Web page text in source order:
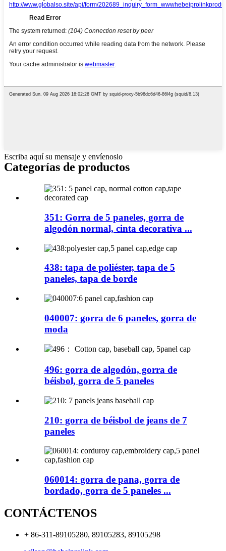
Escriba aquí su mensaje y envíenoslo
Categorías de productos
351: Gorra de 5 paneles, gorra de
algodón normal, cinta decorativa ...
438: tapa de poliéster, tapa de 5
paneles, tapa de borde
040007: gorra de 6 paneles, gorra de
moda
496: gorra de algodón, gorra de
béisbol, gorra de 5 paneles
210: gorra de béisbol de jeans de 7
paneles
060014: gorra de pana, gorra de
bordado, gorra de 5 paneles ...
CONTÁCTENOS
+ 86-311-89105280, 89105283, 89105298